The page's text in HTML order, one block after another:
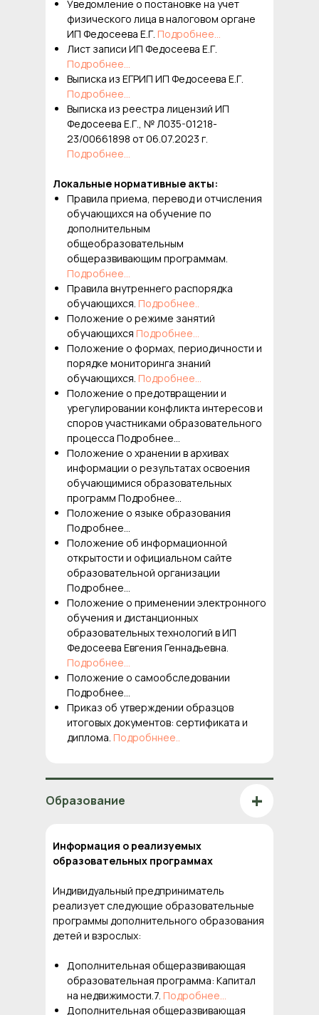
Уведомление о постановке на учет
физического лица в налоговом органе
ИП Федосеева Е.Г. Подробнее...
Лист записи ИП Федосеева Е.Г.
Подробнее...
Выписка из ЕГРИП ИП Федосеева Е.Г.
Подробнее...
Выписка из реестра лицензий ИП
Федосеева Е.Г., № Л035-01218-
23/00661898 от 06.07.2023 г.
Подробнее...
Локальные нормативные акты:
Правила приема, перевод и отчисления
обучающихся на обучение по
дополнительным
общеобразовательным
общеразвивающим программам.
Подробнее...
Правила внутреннего распорядка
обучающихся. Подробнее..
Положение о режиме занятий
обучающихся Подробнее...
Положение о формах, периодичности и
порядке мониторинга знаний
обучающихся. Подробнее...
Положение о предотвращении и
урегулировании конфликта интересов и
споров участниками образовательного
процесса Подробнее...
Положение о хранении в архивах
информации о результатах освоения
обучающимися образовательных
программ Подробнее...
Положение о языке образования
Подробнее...
Положение об информационной
открытости и официальном сайте
образовательной организации
Подробнее...
Положение о применении электронного
обучения и дистанционных
образовательных технологий в ИП
Федосеева Евгения Геннадьевна.
Подробнее...
Положение о самообследовании
Подробнее...
Приказ об утверждении образцов
итоговых документов: сертификата и
диплома. Подробннее..
Образование +
Информация о реализуемых
образовательных программах
Индивидуальный предприниматель
реализует следующие образовательные
программы дополнительного образования
детей и взрослых:
Дополнительная общеразвивающая
образовательная программа: Капитал
на недвижимости.7. Подробнее...
Дополнительная общеразвивающая